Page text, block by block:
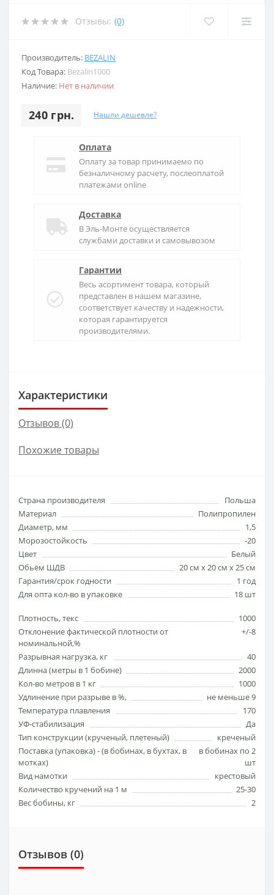
Отзывы: (0)
Производитель: BEZALIN
Код Товара: Bezalin1000
Наличие: Нет в наличии
240 грн. Нашли дешевле?
Оплата
Оплату за товар принимаемо по
безналичному расчету, послеоплатой
платежами online
Доставка
ВЭль-Монтеосуществляется
службами доставки и самовывозом
Гарантии
Весь асортимент товара, который
представлен в нашем магазине,
соответствует качеству и надежности,
которая гарантируется
производителями.
Характеристики
Отзывов (0)
Похожие товары
Страна производителя
Польша
Материал
Полипропилен
Диаметр, мм
1,5
Морозостойкость
-20
Цвет
Белый
Обьём ШДВ
20 см x 20 см x 25 см
Гарантия/срок годности
1 год
Для опта кол-во в упаковке
18 шт
Плотность, текс
1000
Отклонение фактической плотности от
номинальной,%
+/-8
Разрывная нагрузка, кг
40
Длинна (метры в 1 бобине)
2000
Кол-во метров в 1 кг
1000
Удлинение при разрыве в %,
не меньше 9
Температура плавления
170
УФ-стабилизация
Да
Тип конструкции (кручeный, плетеный)
креченый
Поставка (упаковка) - (в бобинах, в бухтах, в
мотках)
в бобинах по 2
шт
Вид намотки
крестовый
Количество кручений на 1 м
25-30
Вес бобины, кг
2
Отзывов (0)